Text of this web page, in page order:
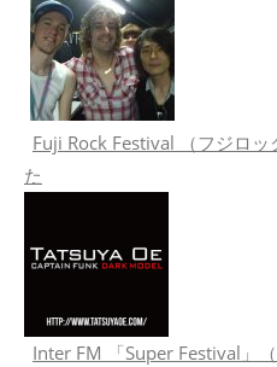
Fuji Rock Festival （フジロッ
た
Inter FM 「Super Festival」